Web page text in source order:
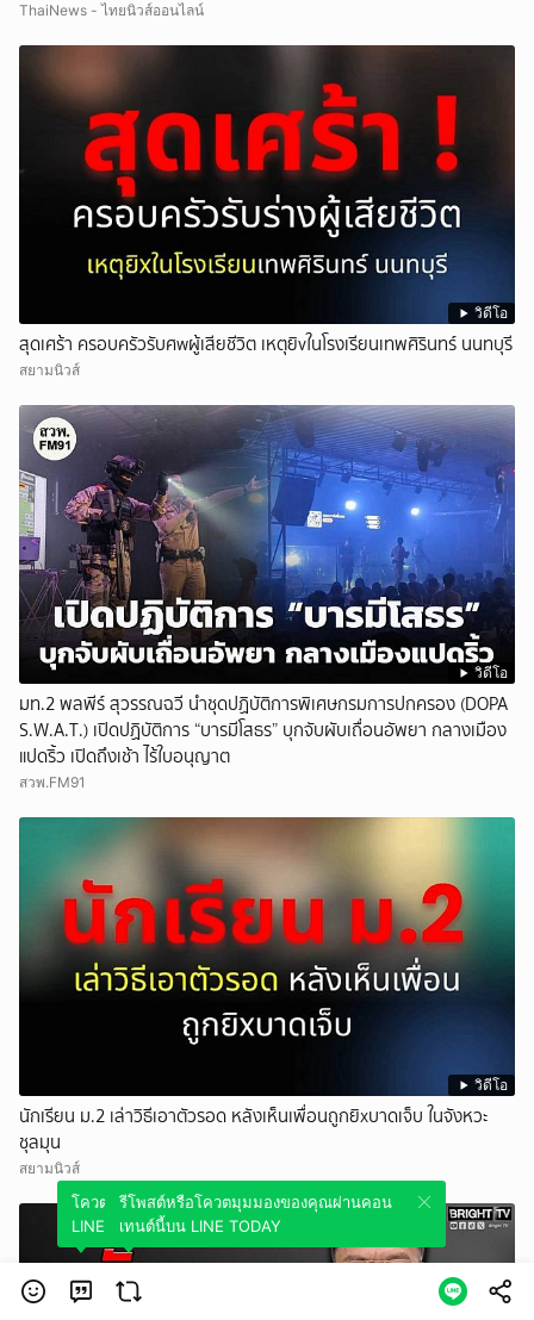
ThaiNews - ไทยนิวส์ออนไลน์
วิดีโอ
สุดเศร้า ครอบครัวรับศwผู้เสียชีวิต เหตุยิvในโรงเรียนเทพศิรินทร์ นนทบุรี
สยามนิวส์
วิดีโอ
มท.2 พลพีร์ สุวรรณฉวี นำชุดปฏิบัติการพิเศษกรมการปกครอง (DOPA
S.W.A.T.) เปิดปฏิบัติการ “บารมีโสธร” บุกจับผับเถื่อนอัพยา กลางเมือง
แปดริ้ว เปิดถึงเช้า ไร้ใบอนุญาต
สวพ.FM91
วิดีโอ
นักเรียน ม.2 เล่าวิธีเอาตัวรอด หลังเห็นเพื่อนถูกยิxบาดเจ็บ ในจังหวะ
ชุลมุน
สยามนิวส์
โควตมุมมองของคุณผ่านคอนเทนต์นี้บน
LINE TODAY
รีโพสต์หรือโควตมุมมองของคุณผ่านคอน
เทนต์นี้บน LINE TODAY